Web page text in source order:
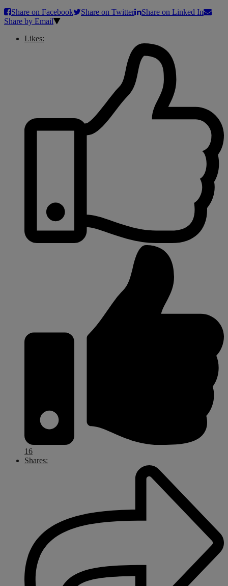
Share on Facebook
Share on Twitter
Share on Linked In
Share by Email
Likes:
16
Shares: